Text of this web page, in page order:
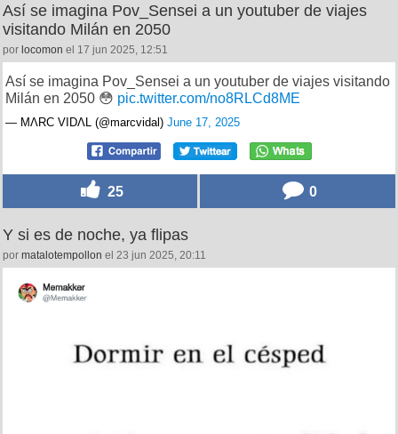
Así se imagina Pov_Sensei a un youtuber de viajes
visitando Milán en 2050
por locomon el 17 jun 2025, 12:51
Así se imagina Pov_Sensei a un youtuber de viajes visitando
Milán en 2050 😳 pic.twitter.com/no8RLCd8ME
— MΛRC VIDΛL (@marcvidal) June 17, 2025
25 0
Y si es de noche, ya flipas
por matalotempollon el 23 jun 2025, 20:11